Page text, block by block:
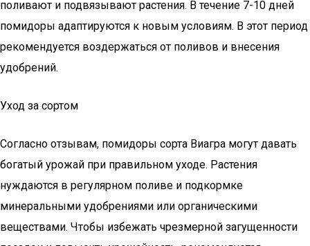
поливают и подвязывают растения. В течение 7-10 дней
помидоры адаптируются к новым условиям. В этот период
рекомендуется воздержаться от поливов и внесения
удобрений.
Уход за сортом
Согласно отзывам, помидоры сорта Виагра могут давать
богатый урожай при правильном уходе. Растения
нуждаются в регулярном поливе и подкормке
минеральными удобрениями или органическими
веществами. Чтобы избежать чрезмерной загущенности